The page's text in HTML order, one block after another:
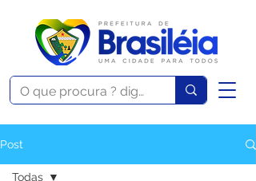
Post
Todas